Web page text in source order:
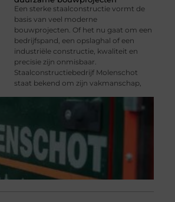
Een sterke staalconstructie vormt de
basis van veel moderne
bouwprojecten. Of het nu gaat om een
bedrijfspand, een opslaghal of een
industriële constructie, kwaliteit en
precisie zijn onmisbaar.
Staalconstructiebedrijf Molenschot
staat bekend om zijn vakmanschap,